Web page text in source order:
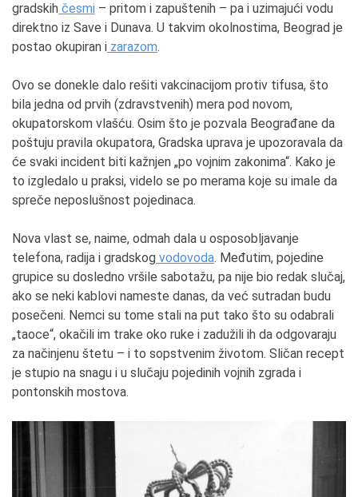
gradskih česmi – pritom i zapuštenih – pa i uzimajući vodu
direktno iz Save i Dunava. U takvim okolnostima, Beograd je
postao okupiran i zarazom.
Ovo se donekle dalo rešiti vakcinacijom protiv tifusa, što
bila jedna od prvih (zdravstvenih) mera pod novom,
okupatorskom vlašću. Osim što je pozvala Beograđane da
poštuju pravila okupatora, Gradska uprava je upozoravala da
će svaki incident biti kažnjen „po vojnim zakonima“. Kako je
to izgledalo u praksi, videlo se po merama koje su imale da
spreče neposlušnost pojedinaca.
Nova vlast se, naime, odmah dala u osposobljavanje
telefona, radija i gradskog vodovoda. Međutim, pojedine
grupice su dosledno vršile sabotažu, pa nije bio redak slučaj,
ako se neki kablovi nameste danas, da već sutradan budu
posečeni. Nemci su tome stali na put tako što su odabrali
„taoce“, okačili im trake oko ruke i zadužili ih da odgovaraju
za načinjenu štetu – i to sopstvenim životom. Sličan recept
je stupio na snagu i u slučaju pojedinih vojnih zgrada i
pontonskih mostova.